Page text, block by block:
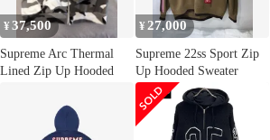
¥37,500
Supreme Arc Thermal
Lined Zip Up Hooded
¥ 27,000
Supreme 22ss Sport Zip
Up Hooded Sweater